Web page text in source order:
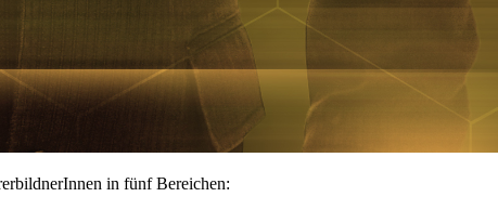
in fünf Bereichen: